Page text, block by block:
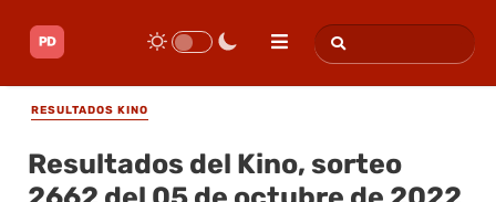
RESULTADOS KINO
Resultados del Kino, sorteo